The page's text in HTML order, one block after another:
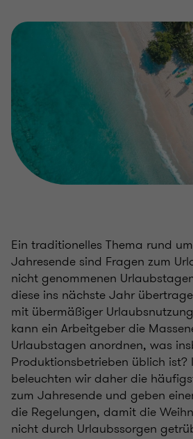
Ein traditionelles Thema rund
Jahresende sind Fragen zum
nicht genommenen
diese ins nächste Jahr
mit übermäßiger
kann ein Arbeitgeber die
Urlaubstagen anordnen, was
Produktionsbetrieben üblich ist?
beleuchten wir daher die
zum Jahresende und geben
die Regelungen, damit die
nicht durch Urlaubssorgen